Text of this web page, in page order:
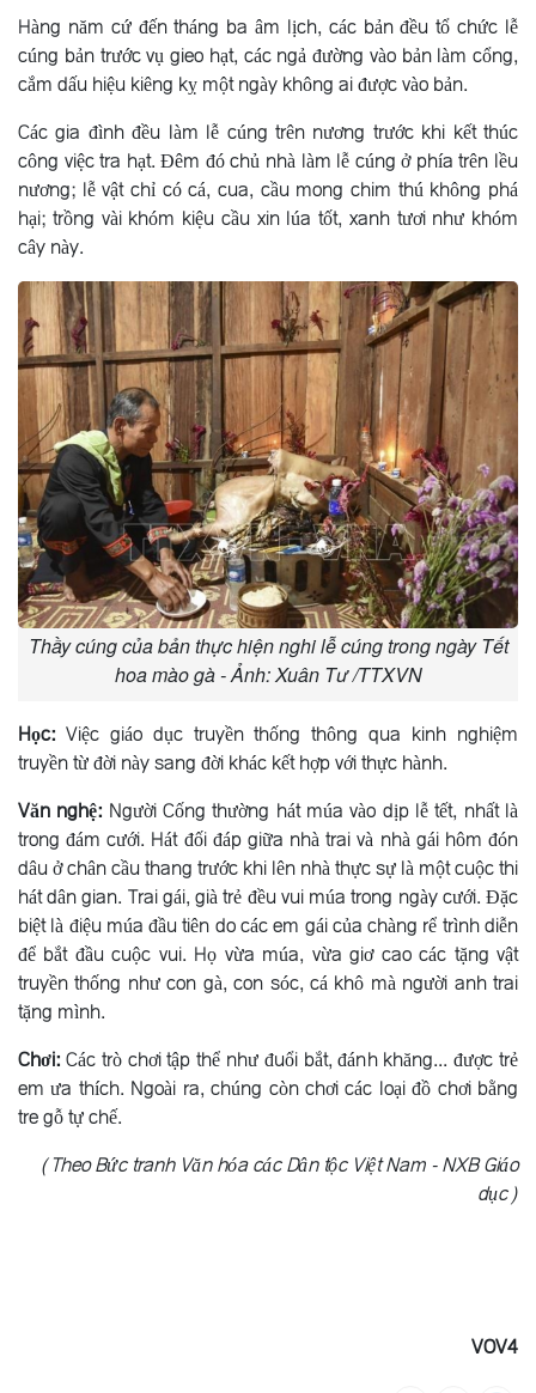
Hàng năm cứ đến tháng ba âm lịch, các bản đều tổ chức lễ
cúng bản trước vụ gieo hạt, các ngả đường vào bản làm cổng,
cắm dấu hiệu kiêng kỵ một ngày không ai được vào bản.
Các gia đình đều làm lễ cúng trên nương trước khi kết thúc
công việc tra hạt. Ðêm đó chủ nhà làm lễ cúng ở phía trên lều
nương; lễ vật chỉ có cá, cua, cầu mong chim thú không phá
hại; trồng vài khóm kiệu cầu xin lúa tốt, xanh tươi như khóm
cây này.
Thầy cúng của bản thực hiện nghi lễ cúng trong ngày Tết
hoa mào gà - Ảnh: Xuân Tư /TTXVN
Học: Việc giáo dục truyền thống thông qua kinh nghiệm
truyền từ đời này sang đời khác kết hợp với thực hành.
Văn nghệ: Người Cống thường hát múa vào dịp lễ tết, nhất là
trong đám cưới. Hát đối đáp giữa nhà trai và nhà gái hôm đón
dâu ở chân cầu thang trước khi lên nhà thực sự là một cuộc thi
hát dân gian. Trai gái, già trẻ đều vui múa trong ngày cưới. Ðặc
biệt là điệu múa đầu tiên do các em gái của chàng rể trình diễn
để bắt đầu cuộc vui. Họ vừa múa, vừa giơ cao các tặng vật
truyền thống như con gà, con sóc, cá khô mà người anh trai
tặng mình.
Chơi:Các trò chơi tập thể như đuổi bắt, đánh khăng... được trẻ
em ưa thích. Ngoài ra, chúng còn chơi các loại đồ chơi bằng
tre gỗ tự chế.
(Theo Bức tranh Văn hóa các Dân tộc Việt Nam - NXB Giáo
dục)
VOV4